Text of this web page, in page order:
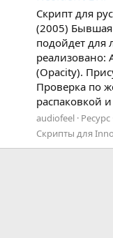
Скрипт для
(2005)
подойдет для
реализовано:
(Opacity).
Проверка по
распаковкой
audiofeel Ресурс
Скрипты для